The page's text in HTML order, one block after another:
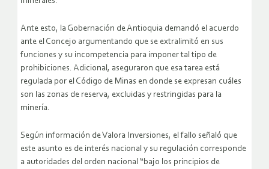
Ante esto, la Gobernación de Antioquia demandó el acuerdo
ante el Concejo argumentando que se extralimitó en sus
funciones y su incompetencia para imponer tal tipo de
prohibiciones. Adicional, aseguraron que esa tarea está
regulada por el Código de Minas en donde se expresan cuáles
son las zonas de reserva, excluidas y restringidas para la
minería.
Según información de Valora Inversiones, el fallo señaló que
este asunto es de interés nacional y su regulación corresponde
a autoridades del orden nacional “bajo los principios de